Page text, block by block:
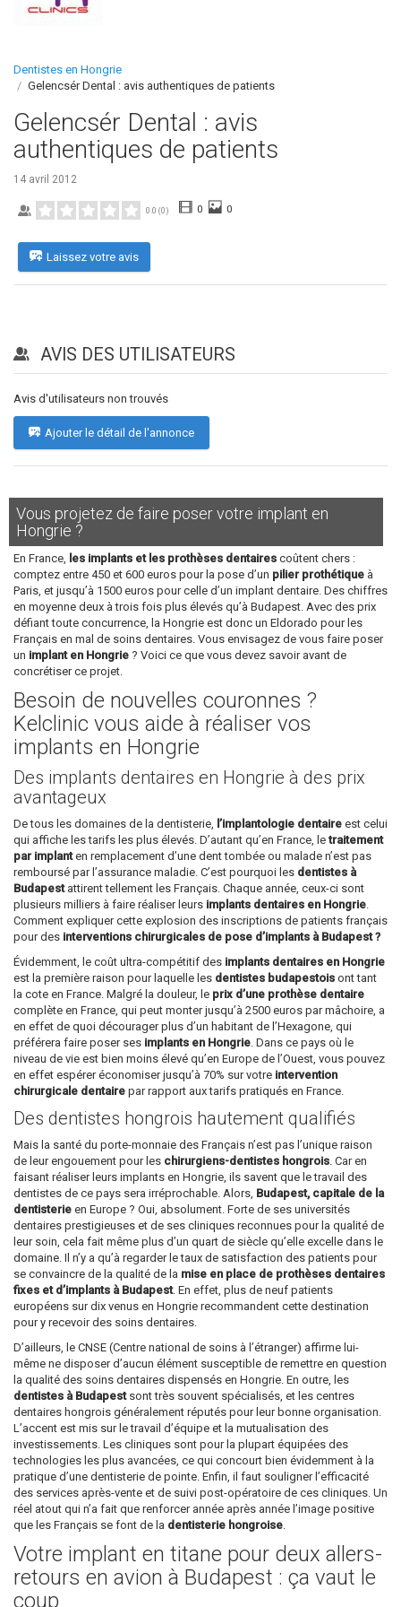
Dentistes en Hongrie
Gelencsér Dental : avis authentiques de patients
Gelencsér Dental : avis
authentiques de patients
14 avril 2012
0.0 (0 ) 0 0
Laissez votre avis
AVIS DES UTILISATEURS
Avis d'utilisateurs non trouvés
Ajouter le détail de l'annonce
Vous projetez de faire poser votre implant en
Hongrie ?
En France, les implants et les prothèses dentaires coûtent chers :
comptez entre 450 et 600 euros pour la pose d’un pilier prothétique à
Paris, et jusqu’à 1500 euros pour celle d’un implant dentaire. Des chiffres
en moyenne deux à trois fois plus élevés qu’à Budapest. Avec des prix
défiant toute concurrence, la Hongrie est donc un Eldorado pour les
Français en mal de soins dentaires. Vous envisagez de vous faire poser
un implant en Hongrie ? Voici ce que vous devez savoir avant de
concrétiser ce projet.
Besoin de nouvelles couronnes ?
Kelclinic vous aide à réaliser vos
implants en Hongrie
Des implants dentaires en Hongrie à des prix
avantageux
De tous les domaines de la dentisterie, l’implantologie dentaire est celui
qui affiche les tarifs les plus élevés. D’autant qu’en France, letraitement
par implanten remplacement d’une dent tombée ou malade n’est pas
remboursé par l’assurance maladie. C’est pourquoi les dentistes à
Budapestattirent tellement les Français. Chaque année, ceux-ci sont
plusieurs milliers à faire réaliser leurs implants dentaires en Hongrie.
Comment expliquer cette explosion des inscriptions de patients français
pour des interventions chirurgicales de pose d’implants à Budapest ?
Évidemment, le coût ultra-compétitif des implants dentaires en Hongrie
est la première raison pour laquelle les dentistes budapestois ont tant
la cote en France. Malgré la douleur, le prix d’une prothèse dentaire
complète en France, qui peut monter jusqu’à 2500 euros par mâchoire, a
en effet de quoi décourager plus d’un habitant de l’Hexagone, qui
préférera faire poser ses implants en Hongrie. Dans ce pays où le
niveau de vie est bien moins élevé qu’en Europe de l’Ouest, vous pouvez
en effet espérer économiser jusqu’à 70% sur votre intervention
chirurgicale dentaire par rapport aux tarifs pratiqués en France.
Des dentistes hongrois hautement qualifiés
Mais la santé du porte-monnaie des Français n’est pas l’unique raison
de leur engouement pour les chirurgiens-dentistes hongrois. Car en
faisant réaliser leurs implants en Hongrie, ils savent que le travail des
dentistes de ce pays sera irréprochable. Alors, Budapest, capitale de la
dentisterie en Europe ? Oui, absolument. Forte de ses universités
dentaires prestigieuses et de ses cliniques reconnues pour la qualité de
leur soin, cela fait même plus d’un quart de siècle qu’elle excelle dans le
domaine. Il n’y a qu’à regarder le taux de satisfaction des patients pour
se convaincre de la qualité de la mise en place de prothèses dentaires
fixes et d’implants à Budapest. En effet, plus de neuf patients
européens sur dix venus en Hongrie recommandent cette destination
pour y recevoir des soins dentaires.
D’ailleurs, le CNSE (Centre national de soins à l’étranger) affirme lui-
même ne disposer d’aucun élément susceptible de remettre en question
la qualité des soins dentaires dispensés en Hongrie. En outre, les
dentistes à Budapestsont très souvent spécialisés, et les centres
dentaires hongrois généralement réputés pour leur bonne organisation.
L’accent est mis sur le travail d’équipe et la mutualisation des
investissements. Les cliniques sont pour la plupart équipées des
technologies les plus avancées, ce qui concourt bien évidemment à la
pratique d’une dentisterie de pointe. Enfin, il faut souligner l’efficacité
des services après-vente et de suivi post-opératoire de ces cliniques. Un
réel atout qui n’a fait que renforcer année après année l’image positive
que les Français se font de la dentisterie hongroise.
Votre implant en titane pour deux allers-
retours en avion à Budapest : ça vaut le
coup